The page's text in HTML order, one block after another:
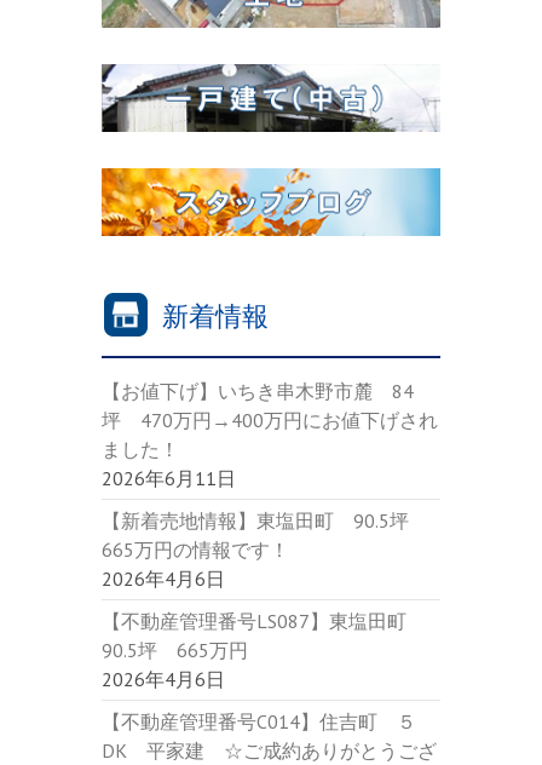
新着情報
【お値下げ】いちき串木野市麓 84
坪 470万円→400万円にお値下げされ
ました！
2026年6月11日
【新着売地情報】東塩田町 90.5坪
665万円の情報です！
2026年4月6日
【不動産管理番号LS087】東塩田町
90.5坪 665万円
2026年4月6日
【不動産管理番号C014】住吉町 ５
DK 平家建 ☆ご成約ありがとうござ